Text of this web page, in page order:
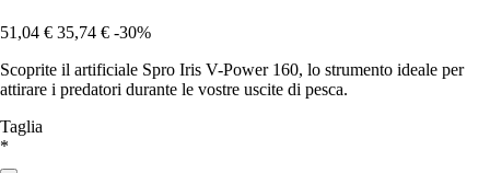
51,04 € 35,74 € -30%
Scoprite il artificiale Spro Iris V-Power 160, lo strumento ideale per
attirare i predatori durante le vostre uscite di pesca.
Taglia
*